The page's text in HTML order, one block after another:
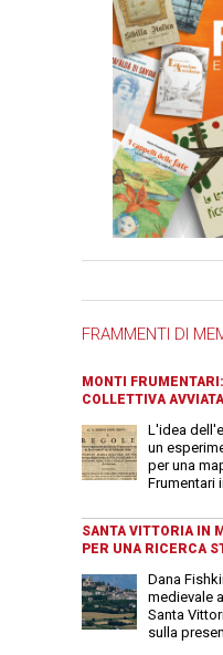
FRAMMENTI DI
MONTI
COLLETTIVA
L'idea
un
per una
Frumentari
SANTA VITTORIA IN
PER UNA RICERCA
Dana
medievale
Santa
sulla